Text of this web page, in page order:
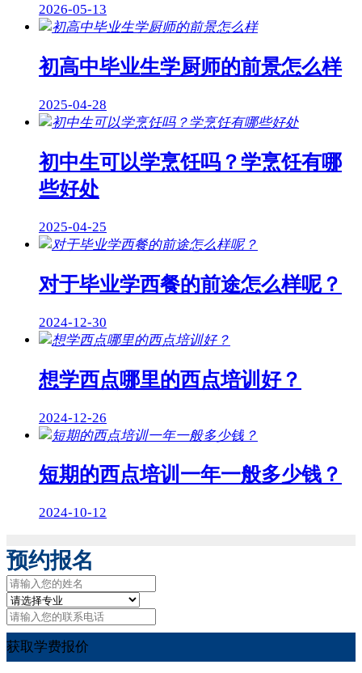
2026-05-13
初高中毕业生学厨师的前景怎么样
2025-04-28
初中生可以学烹饪吗？学烹饪有哪
些好处
2025-04-25
对于毕业学西餐的前途怎么样呢？
2024-12-30
想学西点哪里的西点培训好？
2024-12-26
短期的西点培训一年一般多少钱？
2024-10-12
预约报名
获取学费报价